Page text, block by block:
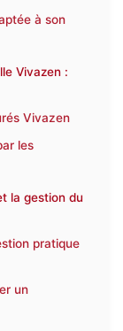
à son
Vivazen :
Vivazen
les
la gestion du
pratique
un